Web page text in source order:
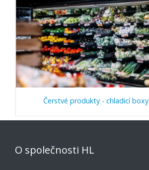
Čerstvé produkty - chladicí boxy
O společnosti HL